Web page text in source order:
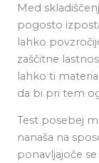
Med
pogosto
lahko
zaščitne
lahko ti
da bi pri tem
Test posebej
nanaša na
ponavljajoče